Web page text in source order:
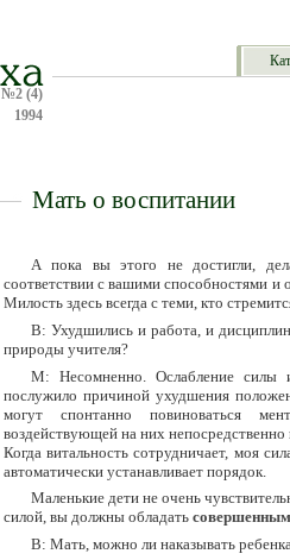
№2 (4)
1994
Мать о воспитании
А пока вы этого не достигли,
соответствии с вашими способностями
Милость здесь всегда с теми, кто
В: Ухудшились и работа, и
природы учителя?
М: Несомненно. Ослабление силы
послужило причиной ухудшения
могут спонтанно повиноваться
воздействующей на них
Когда витальность сотрудничает, моя
автоматически устанавливает порядок.
Маленькие дети не очень
силой, вы должны обладать
В: Мать, можно ли наказывать